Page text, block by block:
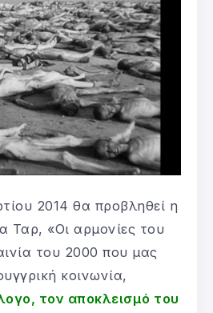
2014 θα προβληθεί η
Ταρ, «Οι αρμονίες του
του 2000 που μας
κοινωνία,
τον αποκλεισμό του